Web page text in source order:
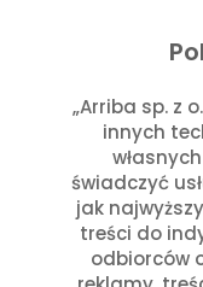
„Arriba sp. z
innych
świadczyć
jak
treści do
odbiorców
Przepisy
Dżem z
Czytaj dalej